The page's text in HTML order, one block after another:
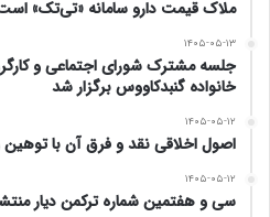
عبارت مذکور ابراهیمی نه
‏ی تاریخی یا داستانی یا حتّی
بگیریم و قبول کنیم؛ که در
ملاک قیمت دارو سامانه «تی‌تک»
۱۴۰۵-۰۵-۱۳
جلسه مشترک شورای اجتماعی و
خانواده گنبدکاووس برگزار شد
۱۴۰۵-۰۵-۱۲
اصول اخلاقی نقد و فرق آن با
۱۴۰۵-۰۵-۱۲
سی و هفتمین شماره ترکمن دیار